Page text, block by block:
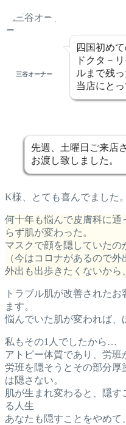
三谷オーナー
四国初めて
ドクタ－
ルまで残
当店にと
先週、土曜日ご来店
お渡し致しました。
K様、とても喜んでました。
何十年も悩んで皮膚科に通
らず肌が変わった。
マスクで顔を隠していたの
（今はコロナがあるので外
外出も出歩きたくないから
トラブル肌が改善された
ます。
悩んでいた肌が変われば、
私もその1人でしたから…
アトピー体質であり、労班
労班を隠そうとその部分厚
は隠さない。
肌が生まれ変わると、隠
る人生
あなたも隠すことをやめて